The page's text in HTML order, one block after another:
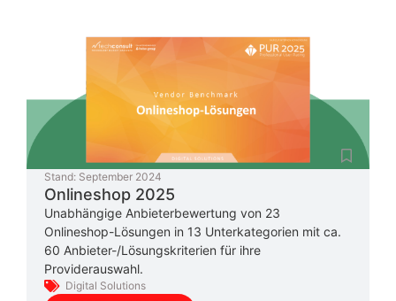
Stand: September 2024
Onlineshop 2025
Unabhängige Anbieterbewertung von 23
Onlineshop-Lösungen in 13 Unterkategorien mit ca.
60 Anbieter-/Lösungskriterien für ihre
Providerauswahl.
Digital Solutions